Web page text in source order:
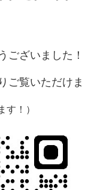
ございました！
ご覧いただけま
す！）